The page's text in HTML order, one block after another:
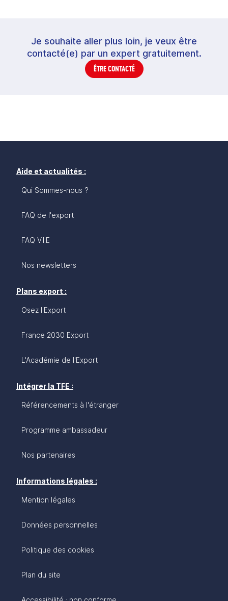
Je souhaite aller plus loin, je veux être
contacté(e) par un expert gratuitement.
ÊTRE CONTACTÉ
Aide et actualités :
Qui Sommes-nous ?
FAQ de l'export
FAQ V.I.E
Nos newsletters
Plans export :
Osez l'Export
France 2030 Export
L'Académie de l'Export
Intégrer la TFE :
Référencements à l'étranger
Programme ambassadeur
Nos partenaires
Informations légales :
Mention légales
Données personnelles
Politique des cookies
Plan du site